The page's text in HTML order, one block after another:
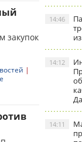
закупок
|
14:46
14:12
14:11